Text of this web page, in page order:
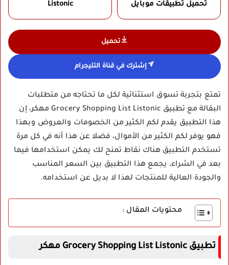
تحميل تطبيقات موبايل Listonic‏
تحميل
إشترك في قناة التليجرام
تمتع بتجربة تسوق استثنائية لكل ما تحتاجه من متطلبات
البقالة مع تطبيق Grocery Shopping List Listonic مهكر، إن
هذا التطبيق يقدم لكم الكثير من الخصومات والعروض وبهذا
فهو يوفر لكم الكثير من الأموال، فضلا عن هذا أنه في كل مرة
تستخدم التطبيق هناك نقاط تمنح لك يمكن استخدامها فيما
بعد في الشراء، يجمع هذا التطبيق بين السعر المناسب
والجودة العالية للمنتجات لهذا لا بديل عن استخدامه.
محتويات المقال :
تطبيق Grocery Shopping List Listonic مهكر